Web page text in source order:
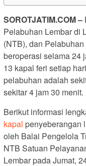
SOROTJATIM.COM –
Pelabuhan Lembar di
(NTB), dan
beroperasi selama 24
13 kapal feri setiap
pelabuhan adalah
sekitar 4 jam 30 menit.
Berikut informasi
kapal penyeberangan
oleh Balai Pengelola
NTB Satuan
Lembar pada Jumat,